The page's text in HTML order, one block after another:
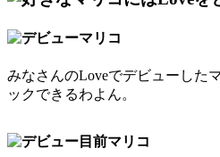
みなさんのLoveでデビューした
ックできるわよん。